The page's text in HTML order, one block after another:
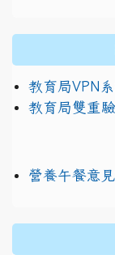
教育局VPN
教育局雙重
營養午餐意